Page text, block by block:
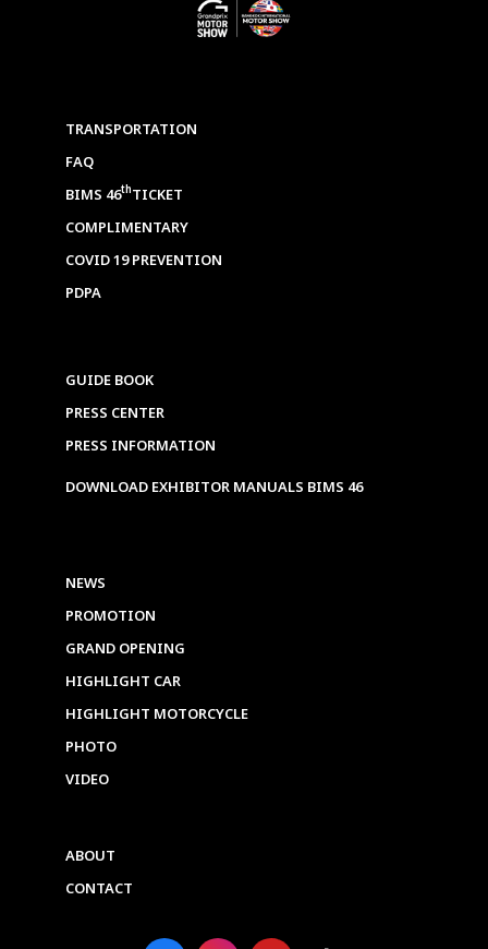
TRANSPORTATION
FAQ
BIMS 46thTICKET
COMPLIMENTARY
COVID 19 PREVENTION
PDPA
GUIDE BOOK
PRESS CENTER
PRESS INFORMATION
DOWNLOAD EXHIBITOR MANUALS BIMS 46
NEWS
PROMOTION
GRAND OPENING
HIGHLIGHT CAR
HIGHLIGHT MOTORCYCLE
PHOTO
VIDEO
ABOUT
CONTACT